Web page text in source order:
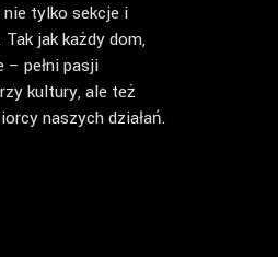
tylko sekcje i
jak każdy dom,
pełni pasji
kultury, ale też
naszych działań.